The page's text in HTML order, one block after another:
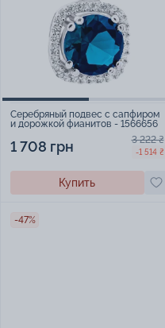
Серебряный подвес с сапфиром
и дорожкой фианитов - 1566656
1 708 грн 3 222 ₴
-1 514 ₴
Купить
-47%